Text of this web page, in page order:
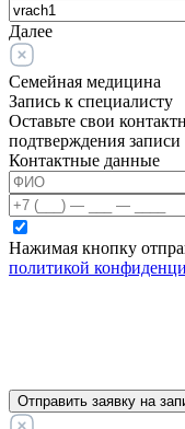
Далее
Семейная медицина
Запись к специалисту
Оставьте свои
подтверждения записи
Контактные данные
Нажимая кнопку
политикой
Отправить заявку на